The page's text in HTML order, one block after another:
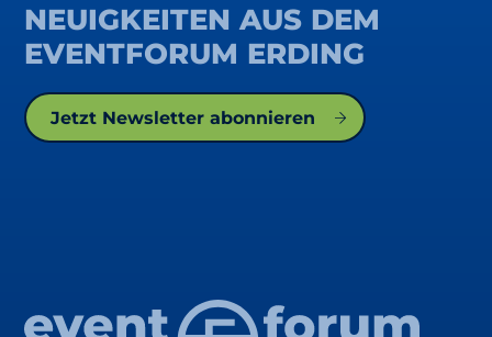
NEUIGKEITEN AUS DEM
EVENTFORUM ERDING
Jetzt Newsletter abonnieren